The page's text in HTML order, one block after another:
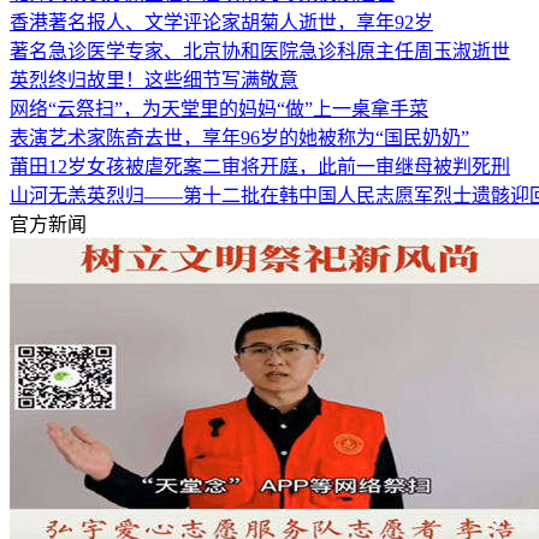
香港著名报人、文学评论家胡菊人逝世，享年92岁
著名急诊医学专家、北京协和医院急诊科原主任周玉淑逝世
英烈终归故里！这些细节写满敬意
网络“云祭扫”，为天堂里的妈妈“做”上一桌拿手菜
表演艺术家陈奇去世，享年96岁的她被称为“国民奶奶”
莆田12岁女孩被虐死案二审将开庭，此前一审继母被判死刑
山河无恙英烈归——第十二批在韩中国人民志愿军烈士遗骸迎
官方新闻